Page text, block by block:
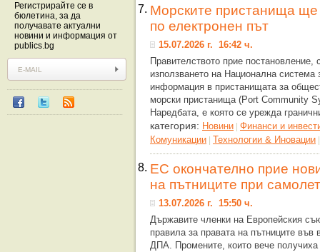
Регистрирайте се в
бюлетина, за да
получавате актуални
новини и информация от
publics.bg
7. Морските пристанища
по електронен път
15.07.2026 г. 16:42 ч.
Правителството прие постановление,
използването на Национална система
информация в пристанищата за
морски пристанища (Port Community
Наредбата, е която се урежда
категория: Новини | Финанси и
Комуникации | Технологии & Иновации
8. ЕС окончателно прие
на пътниците при
13.07.2026 г. 15:50 ч.
Държавите членки на Европейския
правила за правата на пътниците
ДПА. Промените, които вече получиха